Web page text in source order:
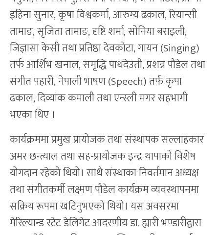
इहिना सुनार, कृषा विश्वकर्मा, आरुग्य ढकाल, रियान्सी
तामाङ, सृजिता तामाङ, दृष्टि शर्मा, सोनिया बराइली,
जिज्ञासा केसी तथा प्रतिष्ठा देवकोटा, गायन (Singing)
तर्फ आर्शिभ खनाल, समृद्धि पाथदेउती, प्रशन्न पौडेल तथा
संगीत पहारी, नेपाली भाषण (Speech) तर्फ कृपा
ढकाल, दिव्यांक कमाली तथा एन्स्ली मगर सहभागी
भएका थिए ।
कार्यक्रममा प्रमुख प्रायोजक तथा संस्थापक सल्लाहकार
अमर छन्त्याल तथा सह-प्रायोजक इन्द्र थापाको विशेष
योगदान रहेको थियो। साथै संस्थाका निवर्तमान अध्यक्ष
तथा संगीतकर्मी लक्ष्मण पौडेल कार्यक्रम व्यवस्थापनमा
सक्रिय रूपमा खटिनुभएको थियो। यस अवसरमा
मेरिल्यान्ड स्टेट डेलिगेट आदरणीय डा. ह्यारी भण्डारीद्वारा